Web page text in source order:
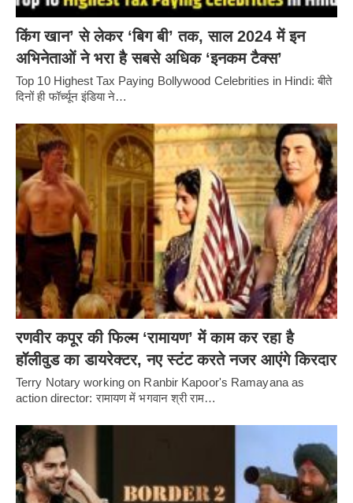
किंग खान’ से लेकर ‘बिग बी’ तक, साल 2024 में इन
अभिनेताओं ने भरा है सबसे अधिक ‘इनकम टैक्स’
Top 10 Highest Tax Paying Bollywood Celebrities in Hindi: बीते
दिनों ही फॉर्च्यून इंडिया ने…
रणवीर कपूर की फिल्म ‘रामायण’ में काम कर रहा है
हॉलीवुड का डायरेक्टर, नए स्टंट करते नजर आएंगे किरदार
Terry Notary working on Ranbir Kapoor's Ramayana as
action director: रामायण में भगवान श्री राम…